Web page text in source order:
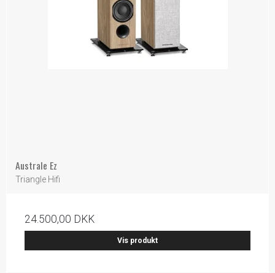
Australe Ez
Triangle Hifi
24.500,00 DKK
Vis produkt